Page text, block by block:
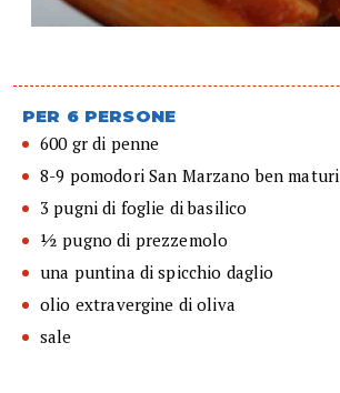
PER 6 PERSONE
600 gr di penne
8-9 pomodori San Marzano ben maturi
3 pugni di foglie di basilico
½ pugno di prezzemolo
una puntina di spicchio daglio
olio extravergine di oliva
sale